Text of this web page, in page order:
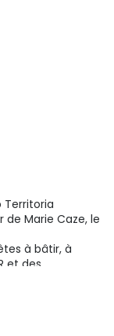
Territoria
Marie Caze, le
à bâtir, à
et des
m² qui